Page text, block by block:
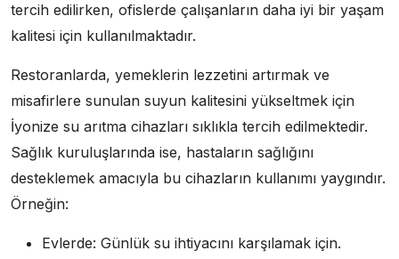
tercih edilirken, ofislerde çalışanların daha iyi bir yaşam
kalitesi için kullanılmaktadır.
Restoranlarda, yemeklerin lezzetini artırmak ve
misafirlere sunulan suyun kalitesini yükseltmek için
İyonize su arıtma cihazları sıklıkla tercih edilmektedir.
Sağlık kuruluşlarında ise, hastaların sağlığını
desteklemek amacıyla bu cihazların kullanımı yaygındır.
Örneğin:
Evlerde: Günlük su ihtiyacını karşılamak için.